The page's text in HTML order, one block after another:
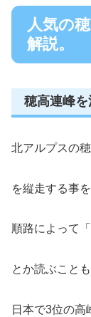
人気の
解説。
穂高連峰
北アルプスの
を縦走する事
順路によって
とか読ぶこと
日本で3位の高